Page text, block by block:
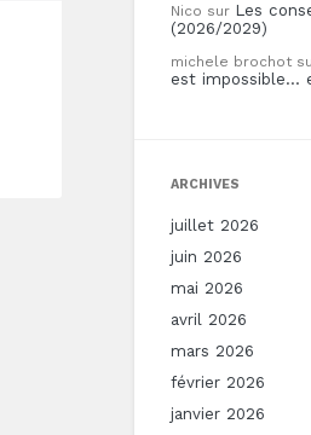
Nico sur Les
(2026/2029)
michele brochot
est impossible…
ARCHIVES
juillet 2026
juin 2026
mai 2026
avril 2026
mars 2026
février 2026
janvier 2026